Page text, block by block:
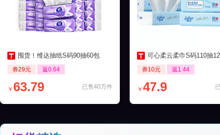
囤货！维达抽纸S码90抽60包
券29元 返0.64
已售40万件
￥ 63.79
可心柔云柔巾S码110抽12包保湿
券10元 返1.44
￥ 47.9